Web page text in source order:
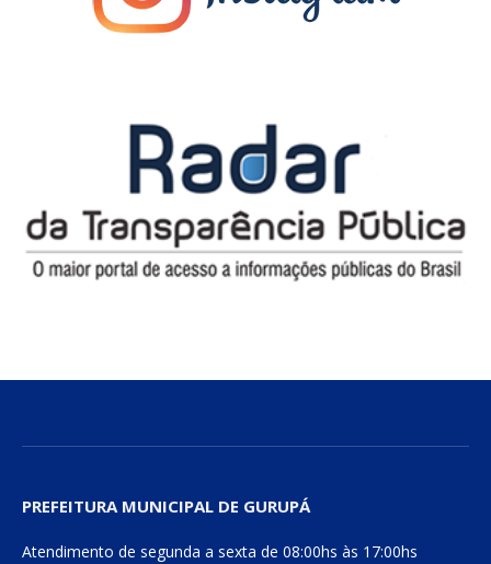
PREFEITURA MUNICIPAL DE GURUPÁ
Atendimento de segunda a sexta de 08:00hs às 17:00hs